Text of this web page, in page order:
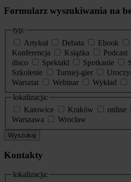
Formularz wyszukiwania na
typ:
Artykuł
Debata Ebook
Konferencja
Książka Podcast
disco
Spektakl Spotkanie
Szkolenie
Turniej-gier
Warsztat
Webinar Wykład
lokalizacja:
Katowice
Kraków online
Warszawa
Wrocław
Wyszukaj
Kontakty
lokalizacja: